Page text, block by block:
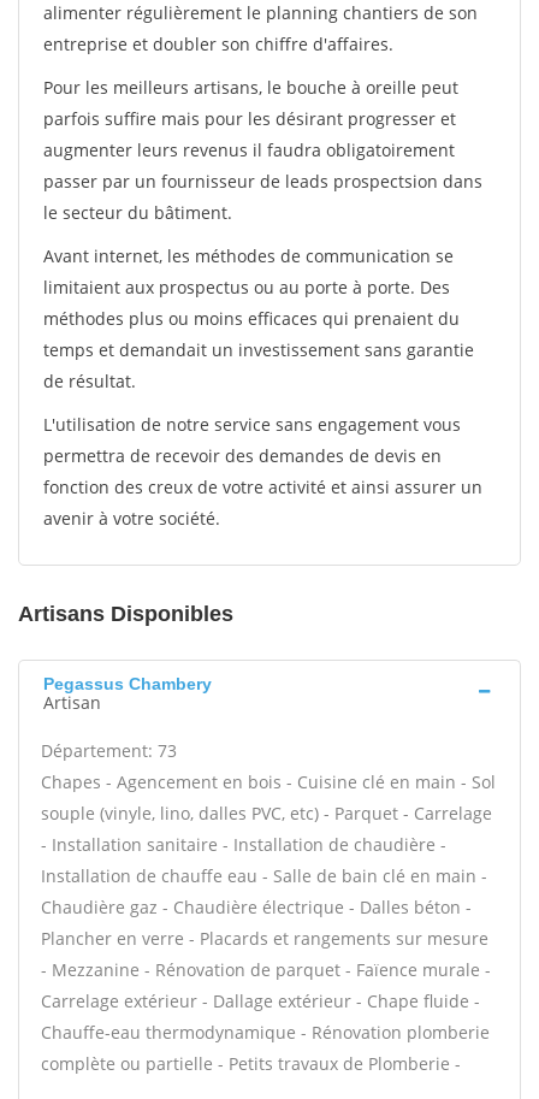
alimenter régulièrement le planning chantiers de son
entreprise et doubler son chiffre d'affaires.
Pour les meilleurs artisans, le bouche à oreille peut
parfois suffire mais pour les désirant progresser et
augmenter leurs revenus il faudra obligatoirement
passer par un fournisseur de leads prospectsion dans
le secteur du bâtiment.
Avant internet, les méthodes de communication se
limitaient aux prospectus ou au porte à porte. Des
méthodes plus ou moins efficaces qui prenaient du
temps et demandait un investissement sans garantie
de résultat.
L'utilisation de notre service sans engagement vous
permettra de recevoir des demandes de devis en
fonction des creux de votre activité et ainsi assurer un
avenir à votre société.
Artisans Disponibles
Pegassus Chambery
Artisan
Département: 73
Chapes - Agencement en bois - Cuisine clé en main - Sol
souple (vinyle, lino, dalles PVC, etc) - Parquet - Carrelage
- Installation sanitaire - Installation de chaudière -
Installation de chauffe eau - Salle de bain clé en main -
Chaudière gaz - Chaudière électrique - Dalles béton -
Plancher en verre - Placards et rangements sur mesure
- Mezzanine - Rénovation de parquet - Faïence murale -
Carrelage extérieur - Dallage extérieur - Chape fluide -
Chauffe-eau thermodynamique - Rénovation plomberie
complète ou partielle - Petits travaux de Plomberie -